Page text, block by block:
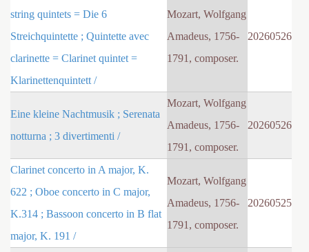
string quintets = Die 6
Streichquintette ; Quintette avec
clarinette = Clarinet quintet =
Klarinettenquintett /
Mozart, Wolfgang
Amadeus, 1756-
1791, composer.
20260526
Eine kleine Nachtmusik ; Serenata
notturna ; 3 divertimenti /
Mozart, Wolfgang
Amadeus, 1756-
1791, composer.
20260526
Clarinet concerto in A major, K.
622 ; Oboe concerto in C major,
K.314 ; Bassoon concerto in B flat
major, K. 191 /
Mozart, Wolfgang
Amadeus, 1756-
1791, composer.
20260525